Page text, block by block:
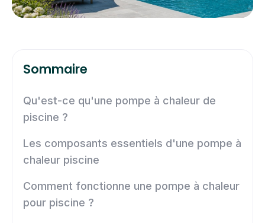
Sommaire
Qu'est-ce qu'une pompe à chaleur de
piscine ?
Les composants essentiels d'une pompe à
chaleur piscine
Comment fonctionne une pompe à chaleur
pour piscine ?